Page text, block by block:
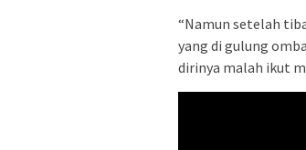
“Namun setelah
yang di gulung
dirinya malah ikut